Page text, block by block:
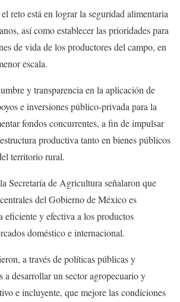
reto está en lograr la seguridad alimentaria
así como establecer las prioridades para
de vida de los productores del campo, en
escala.
y transparencia en la aplicación de
e inversiones público-privada para la
fondos concurrentes, a fin de impulsar
productiva tanto en bienes públicos
territorio rural.
Secretaría de Agricultura señalaron que
del Gobierno de México es
eficiente y efectiva a los productos
doméstico e internacional.
a través de políticas públicas y
a desarrollar un sector agropecuario y
e incluyente, que mejore las condiciones